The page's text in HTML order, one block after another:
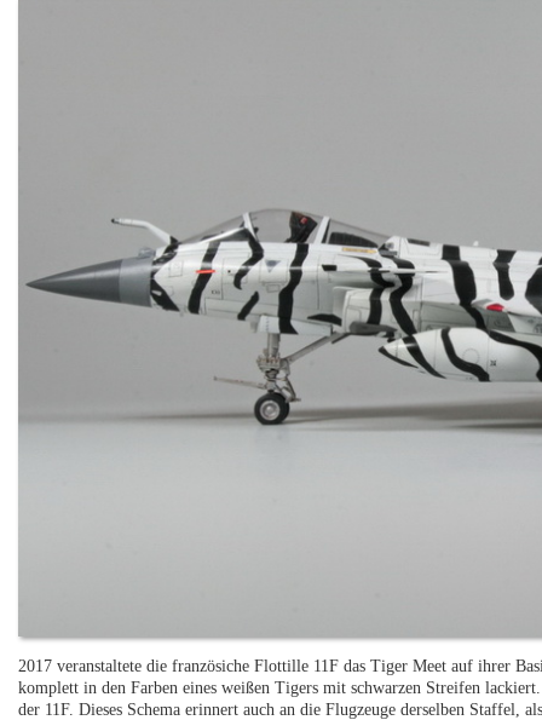
2017 veranstaltete die französiche Flottille 11F das Tiger Meet auf ihrer
komplett in den Farben eines weißen Tigers mit schwarzen Streifen
der 11F. Dieses Schema erinnert auch an die Flugzeuge derselben Staffel,